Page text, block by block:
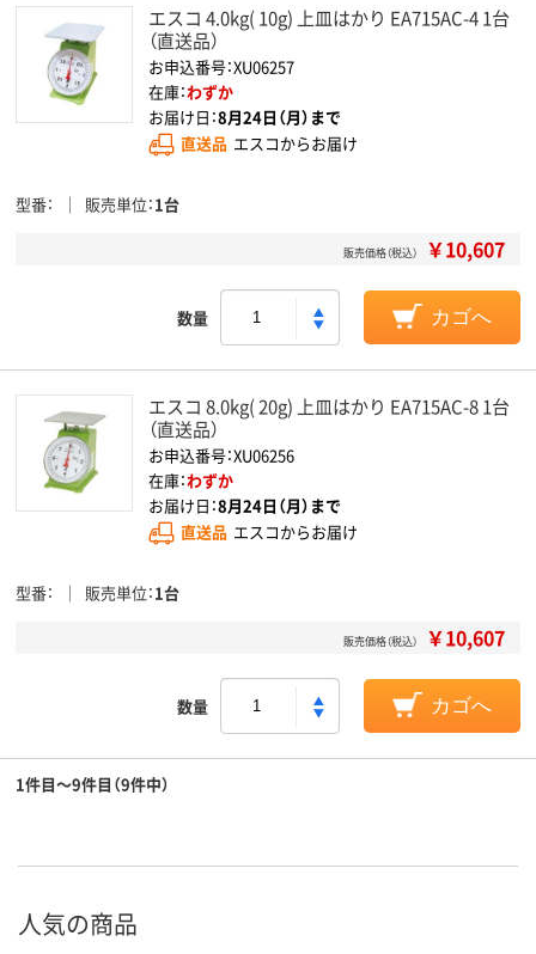
エスコ 4.0kg( 10g) 上皿はかり EA715AC-4 1台
（直送品）
お申込番号：XU06257
在庫：わずか
お届け日：8月24日（月）まで
直送品 エスコからお届け
型番 販売単位 1台
販売価格（税込） ￥10,607
数量 カゴへ
エスコ 8.0kg( 20g) 上皿はかり EA715AC-8 1台
（直送品）
お申込番号：XU06256
在庫：わずか
お届け日：8月24日（月）まで
直送品 エスコからお届け
型番 販売単位 1台
販売価格（税込） ￥10,607
数量 カゴへ
1件目～9件目（9件中）
人気の商品